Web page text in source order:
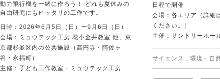
動力飛行機を一緒に作ろう！ どれも夏休みの
自由研究にもピッタリの工作です。
日時：2026年6月5日（日）ー9月6日（日）
会場：ミュウテック工房 花小金井教室 他、東
京都杉並区内の公共施設（高円寺・阿佐ヶ
谷・永福町）
主催：子ども工作教室・ミュウテック工房
日程で開催
会場：各エリア（詳細
ください。）
主催：サントリーホー
サイエンス , 環境・自